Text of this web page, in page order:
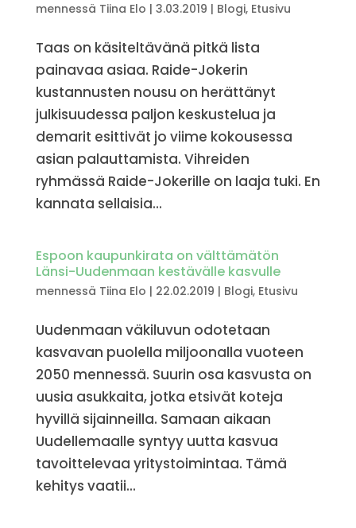
mennessä Tiina Elo | 3.03.2019 | Blogi, Etusivu
Taas on käsiteltävänä pitkä lista
painavaa asiaa. Raide-Jokerin
kustannusten nousu on herättänyt
julkisuudessa paljon keskustelua ja
demarit esittivät jo viime kokousessa
asian palauttamista. Vihreiden
ryhmässä Raide-Jokerille on laaja tuki. En
kannata sellaisia...
Espoon kaupunkirata on välttämätön
Länsi-Uudenmaan kestävälle kasvulle
mennessä Tiina Elo | 22.02.2019 | Blogi, Etusivu
Uudenmaan väkiluvun odotetaan
kasvavan puolella miljoonalla vuoteen
2050 mennessä. Suurin osa kasvusta on
uusia asukkaita, jotka etsivät koteja
hyvillä sijainneilla. Samaan aikaan
Uudellemaalle syntyy uutta kasvua
tavoittelevaa yritystoimintaa. Tämä
kehitys vaatii...